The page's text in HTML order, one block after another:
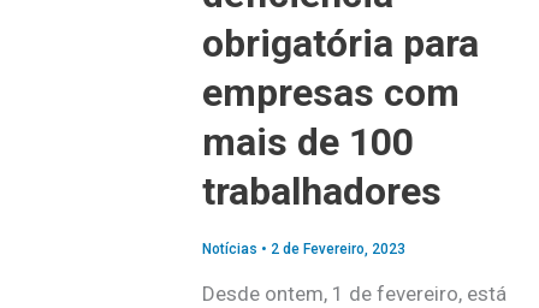
obrigatória para
empresas com
mais de 100
trabalhadores
Notícias • 2 de Fevereiro, 2023
Desde ontem, 1 de fevereiro, está